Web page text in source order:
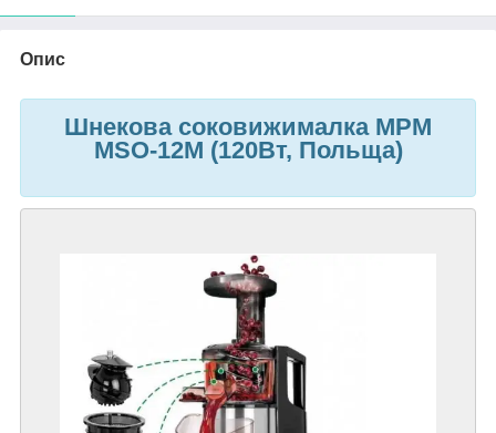
Опис
Шнекова соковижималка MPM
MSO-12М (120Вт, Польща)